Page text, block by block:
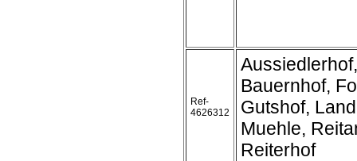
Ref-
4626312
Bauernhof,
Gutshof,
Muehle,
Reiterhof